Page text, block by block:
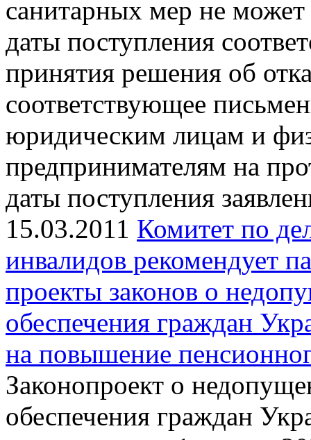
санитарных мер не
даты поступления
принятия решения об
соответствующее
юридическим лицам и
предпринимателям на
даты поступления
15.03.2011 Комитет по
инвалидов рекомендует
проекты законов о
обеспечения граждан
на повышение
Законопроект о
обеспечения граждан